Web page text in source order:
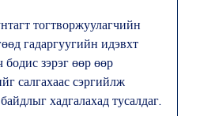
тогтворжуулагчийн
гадаргуугийн идэвхт
бодис зэрэг өөр өөр
салгахаас сэргийлж
хадгалахад тусалдаг.